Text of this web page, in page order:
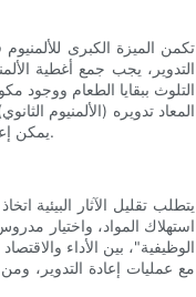
تكمن الميزة الكبرى
التدوير، يجب جمع أغطية
التلوث ببقايا الطعام ووجود
المعاد تدويره (الألمنيوم
يمكن إعادة استخدام رقائق الألمنيوم المعاد تدويرها في صناعة أغطية جديدة، أو علب مشروبات، أو منتجات ألمنيوم أخرى.
يتطلب تقليل الآثار البيئية
استهلاك المواد، واختيار
الوظيفية"، بين الأداء
مع عمليات إعادة التدوير،